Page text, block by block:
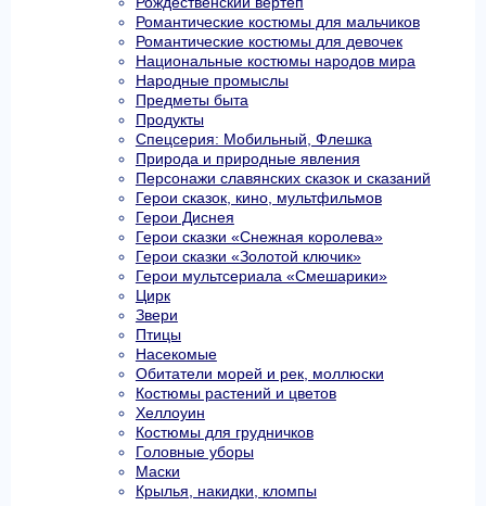
Романтические костюмы для мальчиков
Романтические костюмы для девочек
Национальные костюмы народов мира
Народные промыслы
Предметы быта
Продукты
Спецсерия: Мобильный, Флешка
Природа и природные явления
Персонажи славянских сказок и сказаний
Герои сказок, кино, мультфильмов
Герои Диснея
Герои сказки «Снежная королева»
Герои сказки «Золотой ключик»
Герои мультсериала «Смешарики»
Цирк
Звери
Птицы
Насекомые
Обитатели морей и рек, моллюски
Костюмы растений и цветов
Хеллоуин
Костюмы для грудничков
Головные уборы
Маски
Крылья, накидки, кломпы